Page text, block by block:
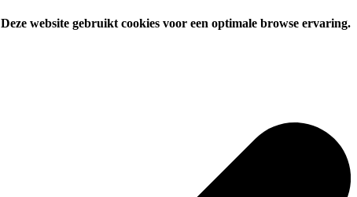
Deze website gebruikt cookies voor een optimale browse ervaring.